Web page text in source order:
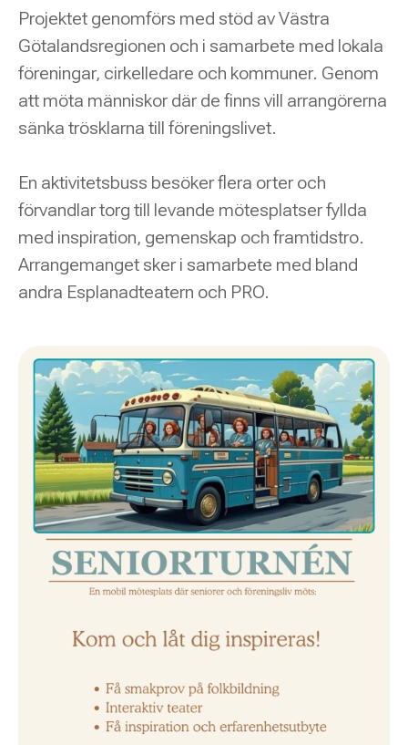
Projektet genomförs med stöd av Västra
Götalandsregionen och i samarbete med lokala
föreningar, cirkelledare och kommuner. Genom
att möta människor där de finns vill arrangörerna
sänka trösklarna till föreningslivet.
En aktivitetsbuss besöker flera orter och
förvandlar torg till levande mötesplatser fyllda
med inspiration, gemenskap och framtidstro.
Arrangemanget sker i samarbete med bland
andra Esplanadteatern och PRO.